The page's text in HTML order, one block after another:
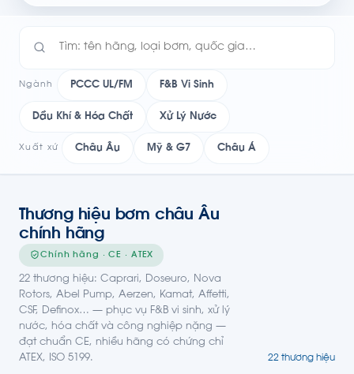
Ngành PCCC UL/FM F&B Vi Sinh
Dầu Khí & Hóa Chất Xử Lý Nước
Xuất xứ Châu Âu Mỹ & G7 Châu Á
Thương hiệu bơm châu Âu
chính hãng
Chính hãng · CE · ATEX
22 thương hiệu: Caprari, Doseuro, Nova
Rotors, Abel Pump, Aerzen, Kamat, Affetti,
CSF, Definox… — phục vụ F&B vi sinh, xử lý
nước, hóa chất và công nghiệp nặng —
đạt chuẩn CE, nhiều hãng có chứng chỉ
ATEX, ISO 5199.
22 thương hiệu